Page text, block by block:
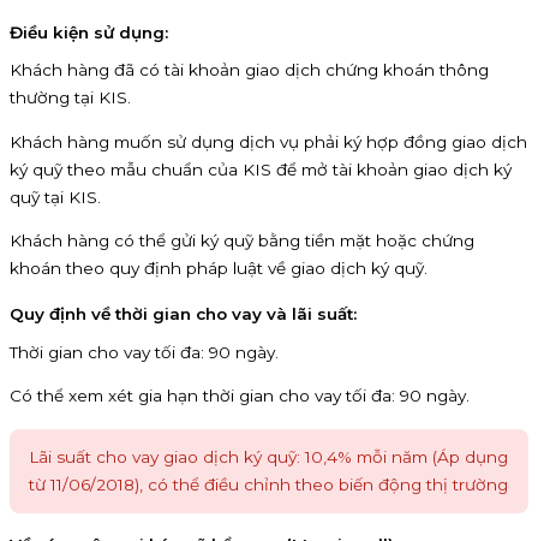
Điều kiện sử dụng:
Khách hàng đã có tài khoản giao dịch chứng khoán thông
thường tại KIS.
Khách hàng muốn sử dụng dịch vụ phải ký hợp đồng giao dịch
ký quỹ theo mẫu chuẩn của KIS để mở tài khoản giao dịch ký
quỹ tại KIS.
Khách hàng có thể gửi ký quỹ bằng tiền mặt hoặc chứng
khoán theo quy định pháp luật về giao dịch ký quỹ.
Quy định về thời gian cho vay và lãi suất:
Thời gian cho vay tối đa: 90 ngày.
Có thể xem xét gia hạn thời gian cho vay tối đa: 90 ngày.
Lãi suất cho vay giao dịch ký quỹ: 10,4% mỗi năm (Áp dụng
từ 11/06/2018), có thể điều chỉnh theo biến động thị trường